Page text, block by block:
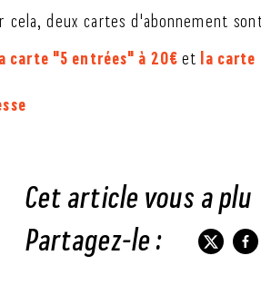
cela, deux cartes d'abonnement
carte "5 entrées" à 20€ et la carte
Cet article vous a plu
Partagez-le :